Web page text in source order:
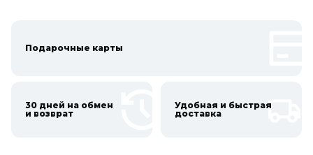
Подарочные карты
30 дней на обмен
и возврат
Удобная и быстрая
доставка